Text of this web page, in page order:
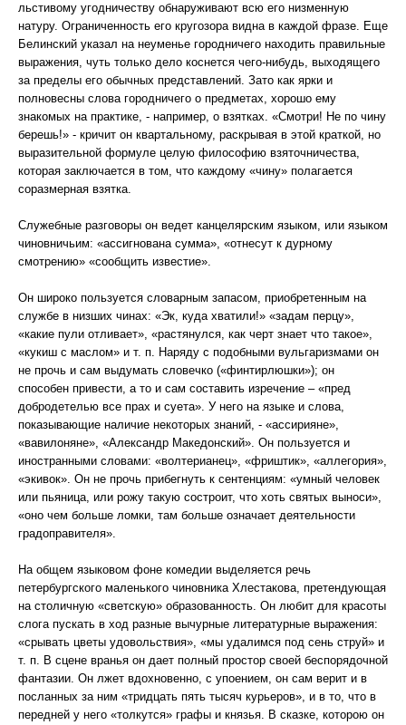
льстивому угодничеству обнаруживают всю его низменную
натуру. Ограниченность его кругозора видна в каждой фразе. Еще
Белинский указал на неуменье городничего находить правильные
выражения, чуть только дело коснется чего-нибудь, выходящего
за пределы его обычных представлений. Зато как ярки и
полновесны слова городничего о предметах, хорошо ему
знакомых на практике, - например, о взятках. «Смотри! Не по чину
берешь!» - кричит он квартальному, раскрывая в этой краткой, но
выразительной формуле целую философию взяточничества,
которая заключается в том, что каждому «чину» полагается
соразмерная взятка.
Служебные разговоры он ведет канцелярским языком, или языком
чиновничьим: «ассигнована сумма», «отнесут к дурному
смотрению» «сообщить известие».
Он широко пользуется словарным запасом, приобретенным на
службе в низших чинах: «Эк, куда хватили!» «задам перцу»,
«какие пули отливает», «растянулся, как черт знает что такое»,
«кукиш с маслом» и т. п. Наряду с подобными вульгаризмами он
не прочь и сам выдумать словечко («финтирлюшки»); он
способен привести, а то и сам составить изречение – «пред
добродетелью все прах и суета». У него на языке и слова,
показывающие наличие некоторых знаний, - «ассирияне»,
«вавилоняне», «Александр Македонский». Он пользуется и
иностранными словами: «волтерианец», «фриштик», «аллегория»,
«экивок». Он не прочь прибегнуть к сентенциям: «умный человек
или пьяница, или рожу такую состроит, что хоть святых выноси»,
«оно чем больше ломки, там больше означает деятельности
градоправителя».
На общем языковом фоне комедии выделяется речь
петербургского маленького чиновника Хлестакова, претендующая
на столичную «светскую» образованность. Он любит для красоты
слога пускать в ход разные вычурные литературные выражения:
«срывать цветы удовольствия», «мы удалимся под сень струй» и
т. п. В сцене вранья он дает полный простор своей беспорядочной
фантазии. Он лжет вдохновенно, с упоением, он сам верит и в
посланных за ним «тридцать пять тысяч курьеров», и в то, что в
передней у него «толкутся» графы и князья. В сказке, которою он